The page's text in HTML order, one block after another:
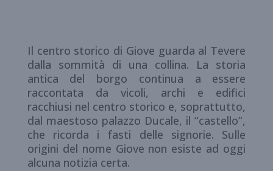
Il centro storico di Giove guarda al Tevere
dalla sommità di una collina. La storia
antica del borgo continua a essere
raccontata da vicoli, archi e edifici
racchiusi nel centro storico e, soprattutto,
dal maestoso palazzo Ducale, il “castello”,
che ricorda i fasti delle signorie. Sulle
origini del nome Giove non esiste ad oggi
alcuna notizia certa.